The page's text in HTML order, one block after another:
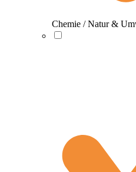
Chemie / Natur &